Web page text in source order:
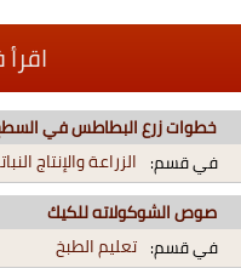
خطوات زرع البطاطس في
في قسم: الزراعة والإنتاج
صوص الشوكولاته للكيك
في قسم: تعليم الطبخ